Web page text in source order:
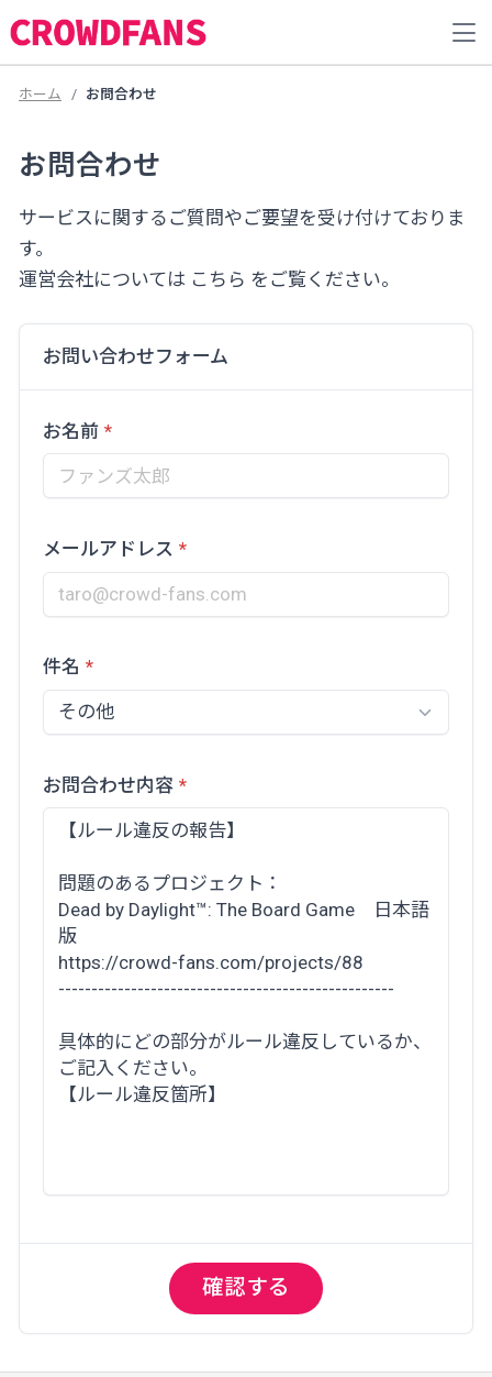
ホーム お問合わせ
お問合わせ
サービスに関するご質問やご要望を受け付けておりま
す。
運営会社については こちら をご覧ください。
お問い合わせフォーム
お名前
メールアドレス
件名
お問合わせ内容